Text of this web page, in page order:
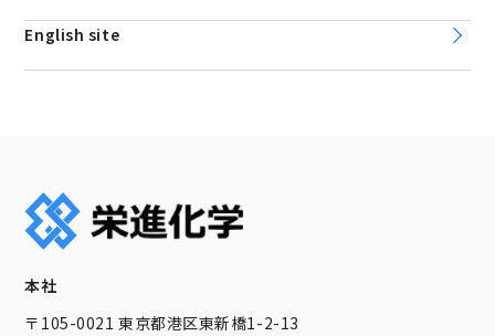
English site
本社
〒105-0021 東京都港区東新橋1-2-13